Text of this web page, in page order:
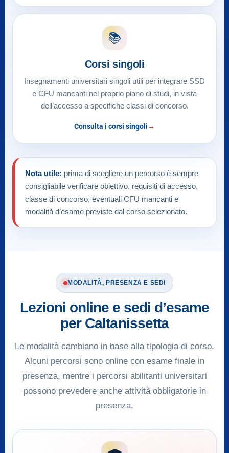
📚
Corsi singoli
Insegnamenti universitari singoli utili per integrare SSD
e CFU mancanti nel proprio piano di studi, in vista
dell’accesso a specifiche classi di concorso.
Consulta i corsi singoli
Nota utile: prima di scegliere un percorso è sempre
consigliabile verificare obiettivo, requisiti di accesso,
classe di concorso, eventuali CFU mancanti e
modalità d’esame previste dal corso selezionato.
MODALITÀ, PRESENZA E SEDI
Lezioni online e sedi d’esame
per Caltanissetta
Le modalità cambiano in base alla tipologia di corso.
Alcuni percorsi sono online con esame finale in
presenza, mentre i percorsi abilitanti universitari
possono prevedere anche attività obbligatorie in
presenza.